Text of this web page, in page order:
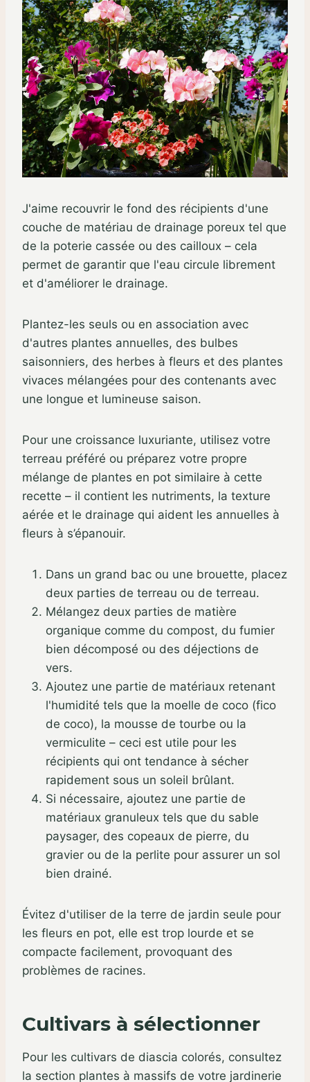
J'aime recouvrir le fond des récipients d'une
couche de matériau de drainage poreux tel que
de la poterie cassée ou des cailloux – cela
permet de garantir que l'eau circule librement
et d'améliorer le drainage.
Plantez-les seuls ou en association avec
d'autres plantes annuelles, des bulbes
saisonniers, des herbes à fleurs et des plantes
vivaces mélangées pour des contenants avec
une longue et lumineuse saison.
Pour une croissance luxuriante, utilisez votre
terreau préféré ou préparez votre propre
mélange de plantes en pot similaire à cette
recette – il contient les nutriments, la texture
aérée et le drainage qui aident les annuelles à
fleurs à s’épanouir.
Dans un grand bac ou une brouette, placez
deux parties de terreau ou de terreau.
Mélangez deux parties de matière
organique comme du compost, du fumier
bien décomposé ou des déjections de
vers.
Ajoutez une partie de matériaux retenant
l'humidité tels que la moelle de coco (fico
de coco), la mousse de tourbe ou la
vermiculite – ceci est utile pour les
récipients qui ont tendance à sécher
rapidement sous un soleil brûlant.
Si nécessaire, ajoutez une partie de
matériaux granuleux tels que du sable
paysager, des copeaux de pierre, du
gravier ou de la perlite pour assurer un sol
bien drainé.
Évitez d'utiliser de la terre de jardin seule pour
les fleurs en pot, elle est trop lourde et se
compacte facilement, provoquant des
problèmes de racines.
Cultivars à sélectionner
Pour les cultivars de diascia colorés, consultez
la section plantes à massifs de votre jardinerie